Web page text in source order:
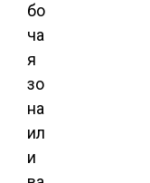
бо
ча
я
зо
на
ил
и